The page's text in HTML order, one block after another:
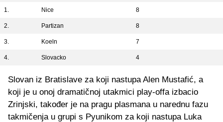
1. Nice 8
2. Partizan 8
3. Koeln 7
4. Slovacko 4
Slovan iz Bratislave za koji nastupa Alen Mustafić, a
koji je u onoj dramatičnoj utakmici play-offa izbacio
Zrinjski, također je na pragu plasmana u narednu fazu
takmičenja u grupi s Pyunikom za koji nastupa Luka